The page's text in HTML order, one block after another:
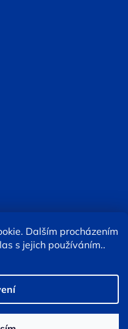
Dalším procházením
s jejich používáním..
cookies